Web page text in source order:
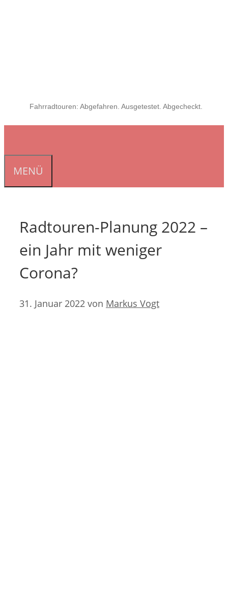
Fahrradtouren: Abgefahren. Ausgetestet. Abgecheckt.
MENÜ
Radtouren-Planung 2022 –
ein Jahr mit weniger
Corona?
31. Januar 2022 von Markus Vogt